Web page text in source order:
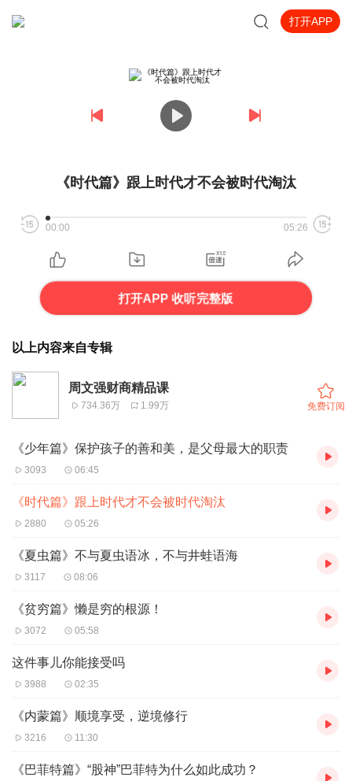
打开APP
《时代篇》跟上时代才不会被时代淘汰
00:00 05:26
打开APP 收听完整版
以上内容来自专辑
周文强财商精品课
734.36万 1.99万 免费订阅
《少年篇》保护孩子的善和美，是父母最大的职责
3093 06:45
《时代篇》跟上时代才不会被时代淘汰
2880 05:26
《夏虫篇》不与夏虫语冰，不与井蛙语海
3117 08:06
《贫穷篇》懒是穷的根源！
3072 05:58
这件事儿你能接受吗
3988 02:35
《内蒙篇》顺境享受，逆境修行
3216 11:30
《巴菲特篇》“股神”巴菲特为什么如此成功？